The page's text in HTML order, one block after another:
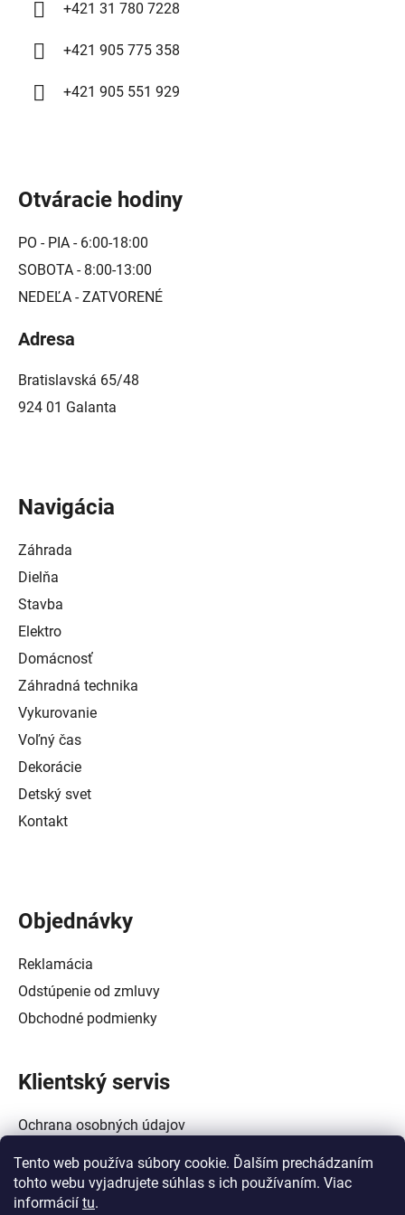
Tento web používa súbory cookie. Ďalším prechádzaním
tohto webu vyjadrujete súhlas s ich používaním. Viac
informácií tu.
+421 31 780 7228
+421 905 775 358
+421 905 551 929
Otváracie hodiny
PO - PIA - 6:00-18:00
SOBOTA - 8:00-13:00
NEDEĽA - ZATVORENÉ
Adresa
Bratislavská 65/48
924 01 Galanta
Navigácia
Záhrada
Dielňa
Stavba
Elektro
Domácnosť
Záhradná technika
Vykurovanie
Voľný čas
Dekorácie
Detský svet
Kontakt
Objednávky
Reklamácia
Odstúpenie od zmluvy
Obchodné podmienky
Klientský servis
Ochrana osobných údajov
Alternatívne riešenie spotrebiteľských sporov
Zásady používania súborov cookie (EÚ)